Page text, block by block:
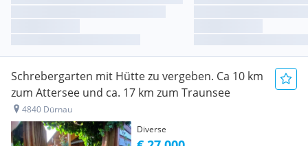
Schrebergarten mit Hütte zu vergeben. Ca 10 km
zum Attersee und ca. 17 km zum Traunsee
4840 Dürnau
Diverse